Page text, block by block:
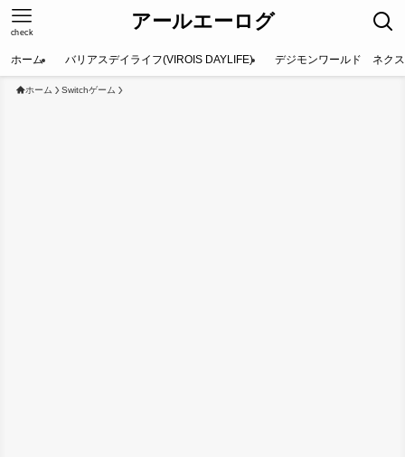
アールエーログ
check
ホーム バリアスデイライフ(VIROIS DAYLIFE) デジモンワールド ネク
ホーム Switchゲーム